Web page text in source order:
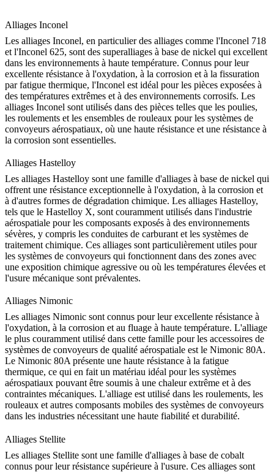
Alliages Inconel
Les alliages Inconel, en particulier des alliages comme l'Inconel 718
et l'Inconel 625, sont des superalliages à base de nickel qui excellent
dans les environnements à haute température. Connus pour leur
excellente résistance à l'oxydation, à la corrosion et à la fissuration
par fatigue thermique, l'Inconel est idéal pour les pièces exposées à
des températures extrêmes et à des environnements corrosifs. Les
alliages Inconel sont utilisés dans des pièces telles que les poulies,
les roulements et les ensembles de rouleaux pour les systèmes de
convoyeurs aérospatiaux, où une haute résistance et une résistance à
la corrosion sont essentielles.
Alliages Hastelloy
Les alliages Hastelloy sont une famille d'alliages à base de nickel qui
offrent une résistance exceptionnelle à l'oxydation, à la corrosion et
à d'autres formes de dégradation chimique. Les alliages Hastelloy,
tels que le Hastelloy X, sont couramment utilisés dans l'industrie
aérospatiale pour les composants exposés à des environnements
sévères, y compris les conduites de carburant et les systèmes de
traitement chimique. Ces alliages sont particulièrement utiles pour
les systèmes de convoyeurs qui fonctionnent dans des zones avec
une exposition chimique agressive ou où les températures élevées et
l'usure mécanique sont prévalentes.
Alliages Nimonic
Les alliages Nimonic sont connus pour leur excellente résistance à
l'oxydation, à la corrosion et au fluage à haute température. L'alliage
le plus couramment utilisé dans cette famille pour les accessoires de
systèmes de convoyeurs de qualité aérospatiale est le Nimonic 80A.
Le Nimonic 80A présente une haute résistance à la fatigue
thermique, ce qui en fait un matériau idéal pour les systèmes
aérospatiaux pouvant être soumis à une chaleur extrême et à des
contraintes mécaniques. L'alliage est utilisé dans les roulements, les
rouleaux et autres composants mobiles des systèmes de convoyeurs
dans les industries nécessitant une haute fiabilité et durabilité.
Alliages Stellite
Les alliages Stellite sont une famille d'alliages à base de cobalt
connus pour leur résistance supérieure à l'usure. Ces alliages sont